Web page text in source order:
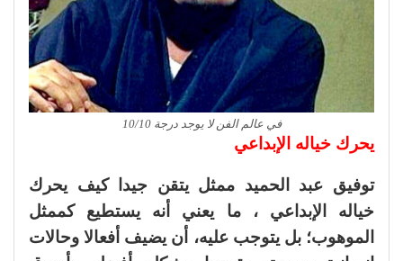
في عالم الفن لا يوجد درجة 10/10
يحرك خياله الإبداعي
توفيق عبد الحميد ممثل يتقن جيدا كيف يحرك
خياله الإبداعي ، ما يعني أنه يستطيع كممثل
الموهوب؛ بل يتوجب عليه، أن يضيف أفعالا وحالات